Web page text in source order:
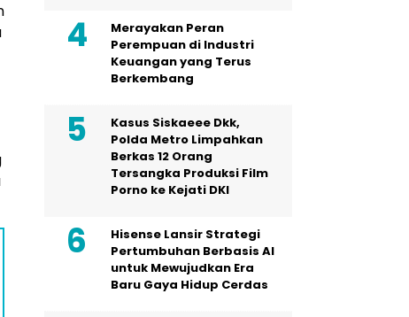
Merayakan Peran
Perempuan di Industri
Keuangan yang Terus
Berkembang
Kasus Siskaeee Dkk,
Polda Metro Limpahkan
Berkas 12 Orang
Tersangka Produksi Film
Porno ke Kejati DKI
Hisense Lansir Strategi
Pertumbuhan Berbasis AI
untuk Mewujudkan Era
Baru Gaya Hidup Cerdas